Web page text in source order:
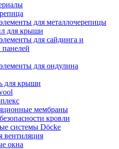
для металлочерепицы
для крыши
для сайдинга и
для ондулина
для крыши
мембраны
кровли
системы Döcke
вентиляция
окна